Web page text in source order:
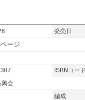
発売日
ージ
ISBNコード
興会
編成